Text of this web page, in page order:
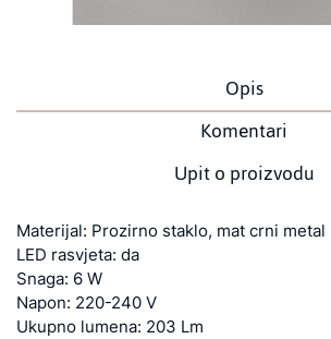
Opis
Komentari
Upit o proizvodu
Materijal: Prozirno staklo, mat crni metal
LED rasvjeta: da
Snaga: 6 W
Napon: 220-240 V
Ukupno lumena: 203 Lm